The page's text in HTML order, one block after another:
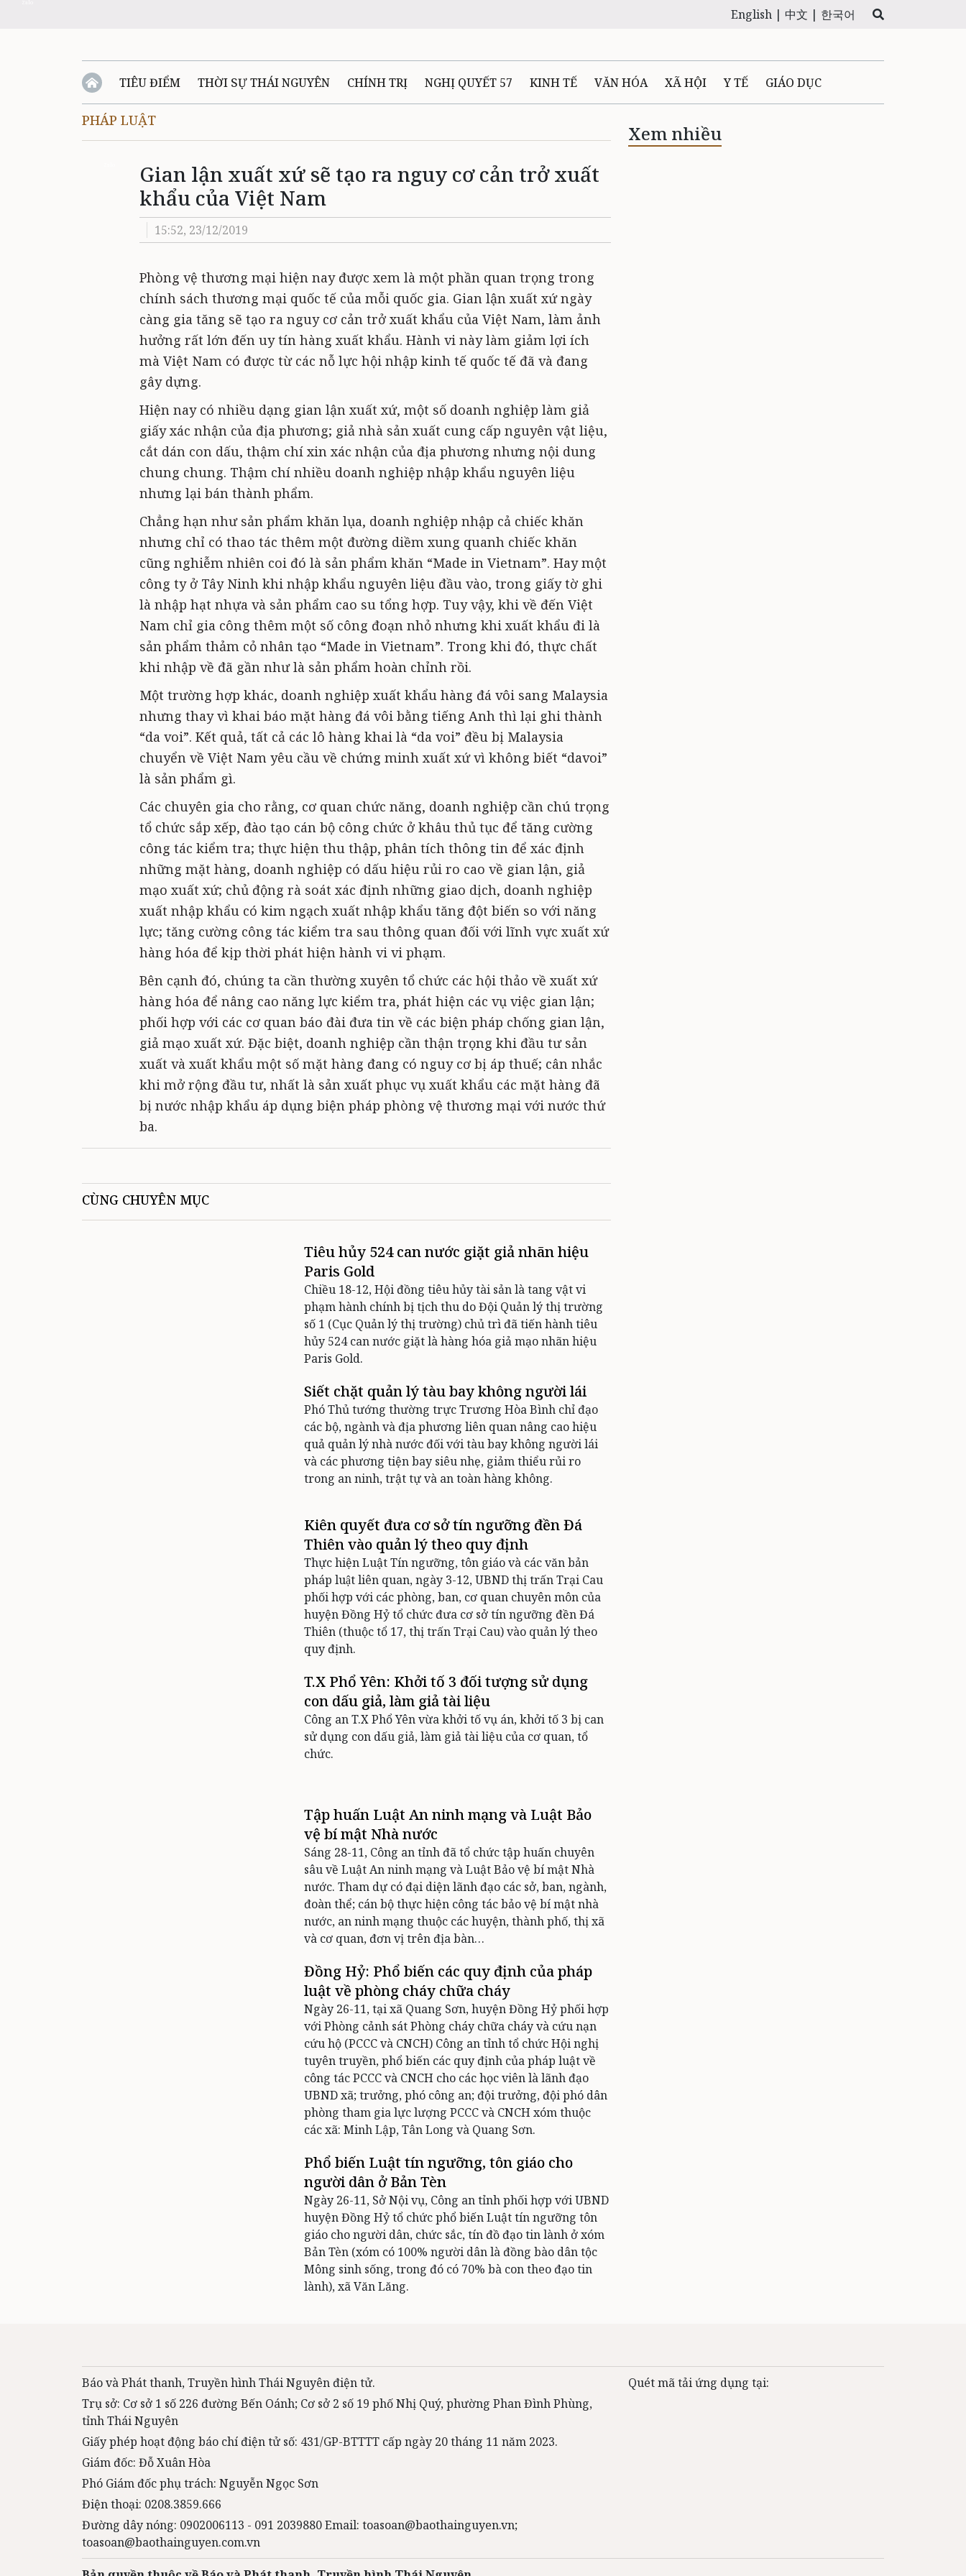
English | 中文 | 한국어
TIÊU ĐIỂM THỜI SỰ THÁI NGUYÊN CHÍNH TRỊ NGHỊ QUYẾT 57 KINH TẾ VĂN HÓA XÃ HỘI Y TẾ GIÁO DỤC
QUỐC PHÒNG - AN NINH Ô TÔ - XE MÁY PHÁP LUẬT
QUÊ HƯƠNG - ĐẤT NƯỚC QUỐC TẾ TÀI NGUYÊN - MÔI TRƯỜNG THỂ THAO THÔNG TIN - QUẢNG CÁO
PHÁP LUẬT
Gian lận xuất xứ sẽ tạo ra nguy cơ cản trở xuất
khẩu của Việt Nam
15:52, 23/12/2019
Phòng vệ thương mại hiện nay được xem là một phần quan trọng trong
chính sách thương mại quốc tế của mỗi quốc gia. Gian lận xuất xứ ngày
càng gia tăng sẽ tạo ra nguy cơ cản trở xuất khẩu của Việt Nam, làm ảnh
hưởng rất lớn đến uy tín hàng xuất khẩu. Hành vi này làm giảm lợi ích
mà Việt Nam có được từ các nỗ lực hội nhập kinh tế quốc tế đã và đang
gây dựng.
Hiện nay có nhiều dạng gian lận xuất xứ, một số doanh nghiệp làm giả
giấy xác nhận của địa phương; giả nhà sản xuất cung cấp nguyên vật liệu,
cắt dán con dấu, thậm chí xin xác nhận của địa phương nhưng nội dung
chung chung. Thậm chí nhiều doanh nghiệp nhập khẩu nguyên liệu
nhưng lại bán thành phẩm.
Chẳng hạn như sản phẩm khăn lụa, doanh nghiệp nhập cả chiếc khăn
nhưng chỉ có thao tác thêm một đường diềm xung quanh chiếc khăn
cũng nghiễm nhiên coi đó là sản phẩm khăn “Made in Vietnam”. Hay một
công ty ở Tây Ninh khi nhập khẩu nguyên liệu đầu vào, trong giấy tờ ghi
là nhập hạt nhựa và sản phẩm cao su tổng hợp. Tuy vậy, khi về đến Việt
Nam chỉ gia công thêm một số công đoạn nhỏ nhưng khi xuất khẩu đi là
sản phẩm thảm cỏ nhân tạo “Made in Vietnam”. Trong khi đó, thực chất
khi nhập về đã gần như là sản phẩm hoàn chỉnh rồi.
Một trường hợp khác, doanh nghiệp xuất khẩu hàng đá vôi sang Malaysia
nhưng thay vì khai báo mặt hàng đá vôi bằng tiếng Anh thì lại ghi thành
“da voi”. Kết quả, tất cả các lô hàng khai là “da voi” đều bị Malaysia
chuyển về Việt Nam yêu cầu về chứng minh xuất xứ vì không biết “davoi”
là sản phẩm gì.
Các chuyên gia cho rằng, cơ quan chức năng, doanh nghiệp cần chú trọng
tổ chức sắp xếp, đào tạo cán bộ công chức ở khâu thủ tục để tăng cường
công tác kiểm tra; thực hiện thu thập, phân tích thông tin để xác định
những mặt hàng, doanh nghiệp có dấu hiệu rủi ro cao về gian lận, giả
mạo xuất xứ; chủ động rà soát xác định những giao dịch, doanh nghiệp
xuất nhập khẩu có kim ngạch xuất nhập khẩu tăng đột biến so với năng
lực; tăng cường công tác kiểm tra sau thông quan đối với lĩnh vực xuất xứ
hàng hóa để kịp thời phát hiện hành vi vi phạm.
Bên cạnh đó, chúng ta cần thường xuyên tổ chức các hội thảo về xuất xứ
hàng hóa để nâng cao năng lực kiểm tra, phát hiện các vụ việc gian lận;
phối hợp với các cơ quan báo đài đưa tin về các biện pháp chống gian lận,
giả mạo xuất xứ. Đặc biệt, doanh nghiệp cần thận trọng khi đầu tư sản
xuất và xuất khẩu một số mặt hàng đang có nguy cơ bị áp thuế; cân nhắc
khi mở rộng đầu tư, nhất là sản xuất phục vụ xuất khẩu các mặt hàng đã
bị nước nhập khẩu áp dụng biện pháp phòng vệ thương mại với nước thứ
ba.
CÙNG CHUYÊN MỤC
Tiêu hủy 524 can nước giặt giả nhãn hiệu
Paris Gold
Chiều 18-12, Hội đồng tiêu hủy tài sản là tang vật vi
phạm hành chính bị tịch thu do Đội Quản lý thị trường
số 1 (Cục Quản lý thị trường) chủ trì đã tiến hành tiêu
hủy 524 can nước giặt là hàng hóa giả mạo nhãn hiệu
Paris Gold.
Siết chặt quản lý tàu bay không người lái
Phó Thủ tướng thường trực Trương Hòa Bình chỉ đạo
các bộ, ngành và địa phương liên quan nâng cao hiệu
quả quản lý nhà nước đối với tàu bay không người lái
và các phương tiện bay siêu nhẹ, giảm thiểu rủi ro
trong an ninh, trật tự và an toàn hàng không.
Kiên quyết đưa cơ sở tín ngưỡng đền Đá
Thiên vào quản lý theo quy định
Thực hiện Luật Tín ngưỡng, tôn giáo và các văn bản
pháp luật liên quan, ngày 3-12, UBND thị trấn Trại Cau
phối hợp với các phòng, ban, cơ quan chuyên môn của
huyện Đồng Hỷ tổ chức đưa cơ sở tín ngưỡng đền Đá
Thiên (thuộc tổ 17, thị trấn Trại Cau) vào quản lý theo
quy định.
T.X Phổ Yên: Khởi tố 3 đối tượng sử dụng
con dấu giả, làm giả tài liệu
Công an T.X Phổ Yên vừa khởi tố vụ án, khởi tố 3 bị can
sử dụng con dấu giả, làm giả tài liệu của cơ quan, tổ
chức.
Tập huấn Luật An ninh mạng và Luật Bảo
vệ bí mật Nhà nước
Sáng 28-11, Công an tỉnh đã tổ chức tập huấn chuyên
sâu về Luật An ninh mạng và Luật Bảo vệ bí mật Nhà
nước. Tham dự có đại diện lãnh đạo các sở, ban, ngành,
đoàn thể; cán bộ thực hiện công tác bảo vệ bí mật nhà
nước, an ninh mạng thuộc các huyện, thành phố, thị xã
và cơ quan, đơn vị trên địa bàn…
Đồng Hỷ: Phổ biến các quy định của pháp
luật về phòng cháy chữa cháy
Ngày 26-11, tại xã Quang Sơn, huyện Đồng Hỷ phối hợp
với Phòng cảnh sát Phòng cháy chữa cháy và cứu nạn
cứu hộ (PCCC và CNCH) Công an tỉnh tổ chức Hội nghị
tuyên truyền, phổ biến các quy định của pháp luật về
công tác PCCC và CNCH cho các học viên là lãnh đạo
UBND xã; trưởng, phó công an; đội trưởng, đội phó dân
phòng tham gia lực lượng PCCC và CNCH xóm thuộc
các xã: Minh Lập, Tân Long và Quang Sơn.
Phổ biến Luật tín ngưỡng, tôn giáo cho
người dân ở Bản Tèn
Ngày 26-11, Sở Nội vụ, Công an tỉnh phối hợp với UBND
huyện Đồng Hỷ tổ chức phổ biến Luật tín ngưỡng tôn
giáo cho người dân, chức sắc, tín đồ đạo tin lành ở xóm
Bản Tèn (xóm có 100% người dân là đồng bào dân tộc
Mông sinh sống, trong đó có 70% bà con theo đạo tin
lành), xã Văn Lăng.
Xem nhiều
Báo và Phát thanh, Truyền hình Thái Nguyên điện tử.
Trụ sở: Cơ sở 1 số 226 đường Bến Oánh; Cơ sở 2 số 19 phố Nhị Quý, phường Phan Đình Phùng,
tỉnh Thái Nguyên
Giấy phép hoạt động báo chí điện tử số: 431/GP-BTTTT cấp ngày 20 tháng 11 năm 2023.
Giám đốc: Đỗ Xuân Hòa
Phó Giám đốc phụ trách: Nguyễn Ngọc Sơn
Điện thoại: 0208.3859.666
Đường dây nóng: 0902006113 - 091 2039880 Email: toasoan@baothainguyen.vn;
toasoan@baothainguyen.com.vn
Quét mã tải ứng dụng tại: